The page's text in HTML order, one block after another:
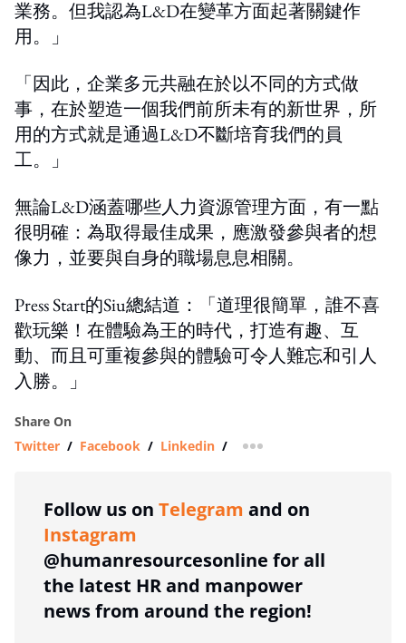
業務。但我認為L&D在變革方面起著關鍵作
用。」
「因此，企業多元共融在於以不同的方式做
事，在於塑造一個我們前所未有的新世界，所
用的方式就是通過L&D不斷培育我們的員
工。」
無論L&D涵蓋哪些人力資源管理方面，有一點
很明確：為取得最佳成果，應激發參與者的想
像力，並要與自身的職場息息相關。
Press Start的Siu總結道：「道理很簡單，誰不喜
歡玩樂！在體驗為王的時代，打造有趣、互
動、而且可重複參與的體驗可令人難忘和引人
入勝。」
Share On
Twitter / Facebook / Linkedin / more sharing option
Follow us on Telegram and on
Instagram
@humanresourcesonline for all
the latest HR and manpower
news from around the region!